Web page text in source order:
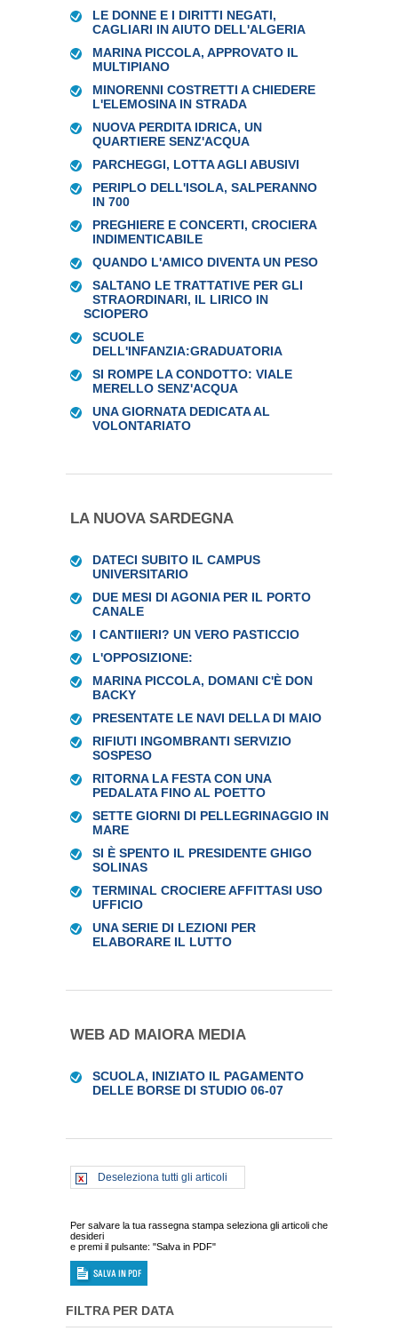
LE DONNE E I DIRITTI NEGATI,
CAGLIARI IN AIUTO DELL'ALGERIA
MARINA PICCOLA, APPROVATO IL
MULTIPIANO
MINORENNI COSTRETTI A CHIEDERE
L'ELEMOSINA IN STRADA
NUOVA PERDITA IDRICA, UN
QUARTIERE SENZ'ACQUA
PARCHEGGI, LOTTA AGLI ABUSIVI
PERIPLO DELL'ISOLA, SALPERANNO
IN 700
PREGHIERE E CONCERTI, CROCIERA
INDIMENTICABILE
QUANDO L'AMICO DIVENTA UN PESO
SALTANO LE TRATTATIVE PER GLI
STRAORDINARI, IL LIRICO IN
SCIOPERO
SCUOLE
DELL'INFANZIA:GRADUATORIA
SI ROMPE LA CONDOTTO: VIALE
MERELLO SENZ'ACQUA
UNA GIORNATA DEDICATA AL
VOLONTARIATO
LA NUOVA SARDEGNA
DATECI SUBITO IL CAMPUS
UNIVERSITARIO
DUE MESI DI AGONIA PER IL PORTO
CANALE
I CANTIIERI? UN VERO PASTICCIO
L'OPPOSIZIONE:
MARINA PICCOLA, DOMANI C'È DON
BACKY
PRESENTATE LE NAVI DELLA DI MAIO
RIFIUTI INGOMBRANTI SERVIZIO
SOSPESO
RITORNA LA FESTA CON UNA
PEDALATA FINO AL POETTO
SETTE GIORNI DI PELLEGRINAGGIO IN
MARE
SI È SPENTO IL PRESIDENTE GHIGO
SOLINAS
TERMINAL CROCIERE AFFITTASI USO
UFFICIO
UNA SERIE DI LEZIONI PER
ELABORARE IL LUTTO
WEB AD MAIORA MEDIA
SCUOLA, INIZIATO IL PAGAMENTO
DELLE BORSE DI STUDIO 06-07
Deseleziona tutti gli articoli
Per salvare la tua rassegna stampa seleziona gli articoli che
desideri
e premi il pulsante: "Salva in PDF"
FILTRA PER DATA